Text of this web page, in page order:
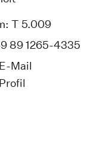
T 5.009
89 1265-4335
E-Mail
Profil